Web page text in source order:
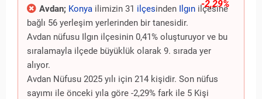
-2,29%
Avdan; Konya ilimizin 31 ilçesinden Ilgın ilçesine
bağlı 56 yerleşim yerlerinden bir tanesidir.
Avdan nüfusu Ilgın ilçesinin 0,41% oluşturuyor ve bu
sıralamayla ilçede büyüklük olarak 9. sırada yer
alıyor.
Avdan Nüfusu 2025 yılı için 214 kişidir. Son nüfus
sayımı ile önceki yıla göre -2,29% fark ile 5 Kişi